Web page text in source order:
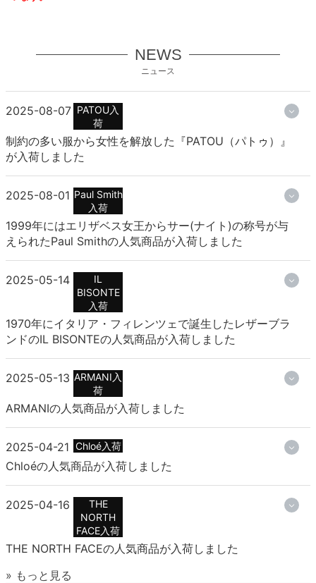
NEWS
ニュース
2025-08-07 PATOU入
荷
制約の多い服から女性を解放した『PATOU（パトゥ）』
が入荷しました
2025-08-01 Paul Smith
入荷
1999年にはエリザベス女王からサー(ナイト)の称号が与
えられたPaul Smithの人気商品が入荷しました
2025-05-14
IL
BISONTE
入荷
1970年にイタリア・フィレンツェで誕生したレザーブラ
ンドのIL BISONTEの人気商品が入荷しました
2025-05-13 ARMANI入
荷
ARMANIの人気商品が入荷しました
2025-04-21 Chloé入荷
Chloéの人気商品が入荷しました
2025-04-16
THE
NORTH
FACE入荷
THE NORTH FACEの人気商品が入荷しました
» もっと見る